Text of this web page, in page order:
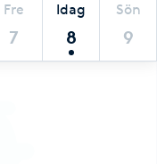
Fre
7
Idag
8
Sön
9